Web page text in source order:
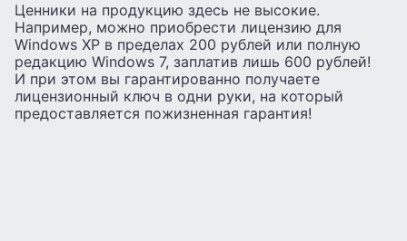
Ценники на продукцию здесь не высокие.
Например, можно приобрести лицензию для
Windows XP в пределах 200 рублей или полную
редакцию Windows 7, заплатив лишь 600 рублей!
И при этом вы гарантированно получаете
лицензионный ключ в одни руки, на который
предоставляется пожизненная гарантия!